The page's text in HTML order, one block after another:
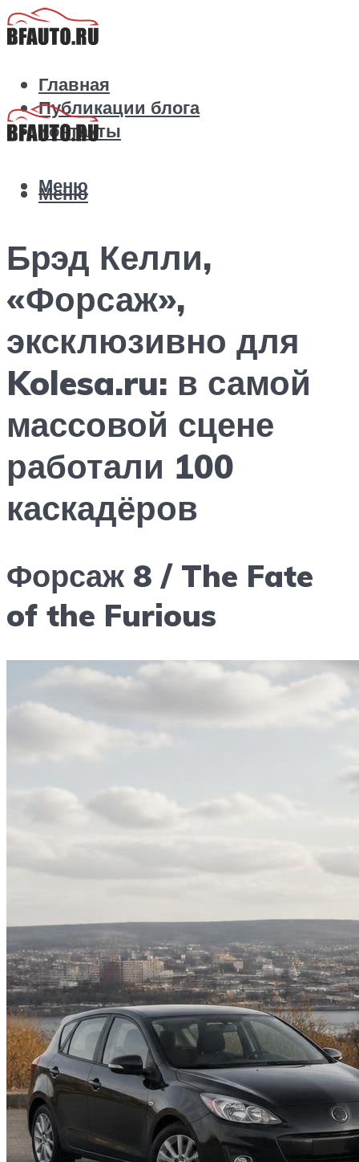
Главная
Публикации блога
Контакты
Меню
Меню
Брэд Келли,
«Форсаж»,
эксклюзивно для
Kolesa.ru: в самой
массовой сцене
работали 100
каскадёров
Форсаж 8 / The Fate
of the Furious